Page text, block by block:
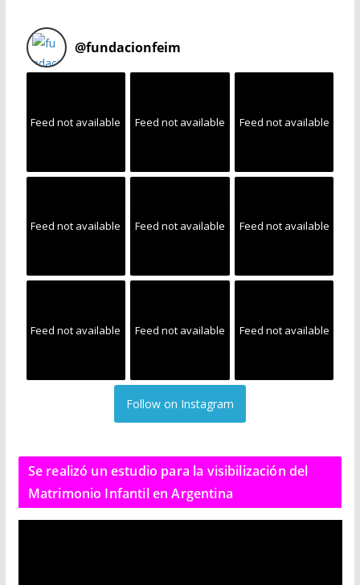
@fundacionfeim
Feed not available Feed not available Feed not available
Feed not available Feed not available Feed not available
Feed not available Feed not available Feed not available
Follow on Instagram
Se realizó un estudio para la visibilización del
Matrimonio Infantil en Argentina